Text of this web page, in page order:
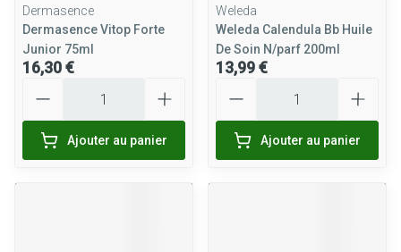
Dermasence
Dermasence Vitop Forte
Junior 75ml
16,30 €
Ajouter au panier
Weleda
Weleda Calendula Bb Huile
De Soin N/parf 200ml
13,99 €
Ajouter au panier